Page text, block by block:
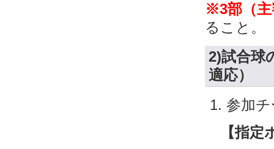
※3部（主
ること。
2)試合球
適応）
参加
【指定